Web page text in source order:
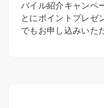
バイル紹介キャンペ
とにポイントプレゼ
でもお申し込みいた